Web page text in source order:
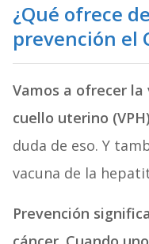
¿Qué ofrece
prevención el
Vamos a ofrecer
cuello uterino (VPH)
duda de eso. Y
vacuna de la
Prevención